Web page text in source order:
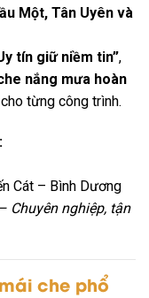
Một, Tân Uyên và
tín giữ niềm tin”,
nắng mưa hoàn
cho từng công trình.
Cát – Bình Dương
Chuyên nghiệp, tận
che phổ